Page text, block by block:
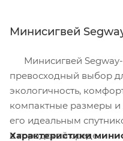
Минисигвей
Минисигвей
превосходный выбор
экологичность,
компактные размеры и
его идеальным
в городской среде.
Характеристики